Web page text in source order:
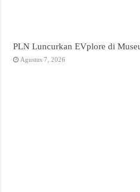
PLN Luncurkan EVplore di
Agustus 7, 2026